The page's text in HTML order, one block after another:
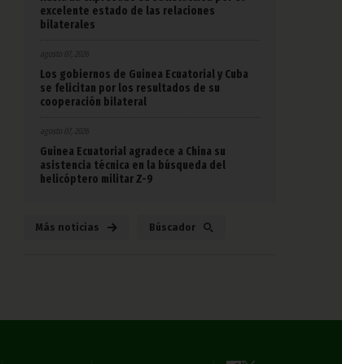
excelente estado de las relaciones
bilaterales
agosto 07, 2026
Los gobiernos de Guinea Ecuatorial y Cuba
se felicitan por los resultados de su
cooperación bilateral
agosto 07, 2026
Guinea Ecuatorial agradece a China su
asistencia técnica en la búsqueda del
helicóptero militar Z-9
Más noticias Búscador